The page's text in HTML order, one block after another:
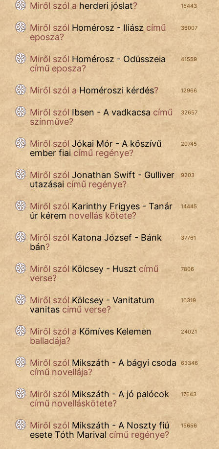
Népszerű szerzőink:
cinege
fantom
Hunor
Jób Gedeon
Láron Ádám
mikkamakka
vörös ördög
nagyöreg
NapHold
Név nélkül
szegény legény
Hoffer Botond
15443
Miről szól a herderi jóslat?
36007
Miről szól Homérosz - Iliász című
eposza?
41559
Miről szól Homérosz - Odüsszeia
című eposza?
12966
Miről szól a Homéroszi kérdés?
32657
Miről szól Ibsen - A vadkacsa című
színműve?
20745
Miről szól Jókai Mór - A kőszívű
ember fiaicímű regénye?
9203
Miről szól Jonathan Swift - Gulliver
utazásai című regénye?
14445
Miről szól Karinthy Frigyes - Tanár
úr kérem novellás kötete?
37761
Miről szól Katona József - Bánk
bán?
7806
Miről szól Kölcsey - Huszt című
verse?
10319
Miről szól Kölcsey - Vanitatum
vanitas című verse?
24021
Miről szól a Kőmíves Kelemen
balladája?
63346
Miről szól Mikszáth - A bágyi csoda
című novellája?
17643
Miről szól Mikszáth - A jó palócok
című novelláskötete?
15656
Miről szól Mikszáth - A Noszty fiú
esete Tóth Marival című regénye?